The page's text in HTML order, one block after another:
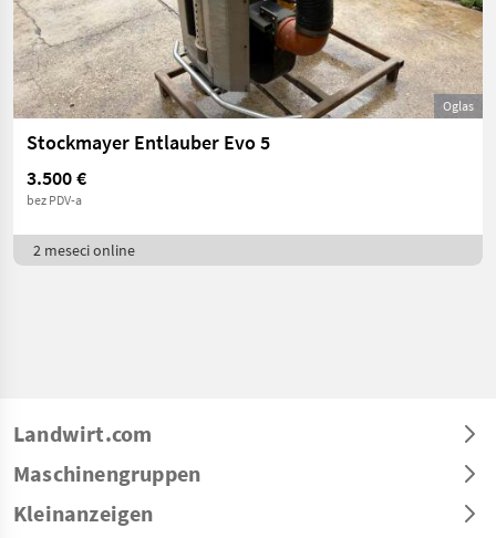
Oglas
Stockmayer Entlauber Evo 5
3.500 €
bez PDV-a
2 meseci online
Landwirt.com
Maschinengruppen
Kleinanzeigen